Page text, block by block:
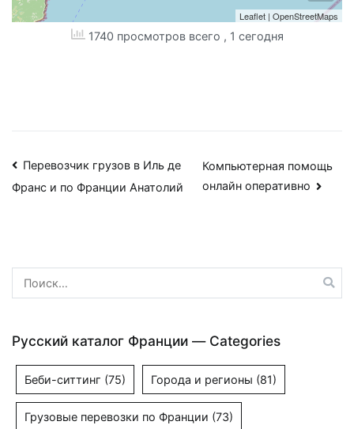
Leaflet | OpenStreetMaps
1740 просмотров всего , 1 сегодня
Навигация
по
Перевозчик грузов в Иль де
Франс и по Франции Анатолий
Компьютерная помощь
онлайн оперативно
Найти:
Русский каталог Франции — Categories
Беби-ситтинг (75) Города и регионы (81)
Грузовые перевозки по Франции (73)